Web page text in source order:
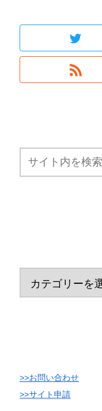
>>お問い合わせ
>>サイト申請